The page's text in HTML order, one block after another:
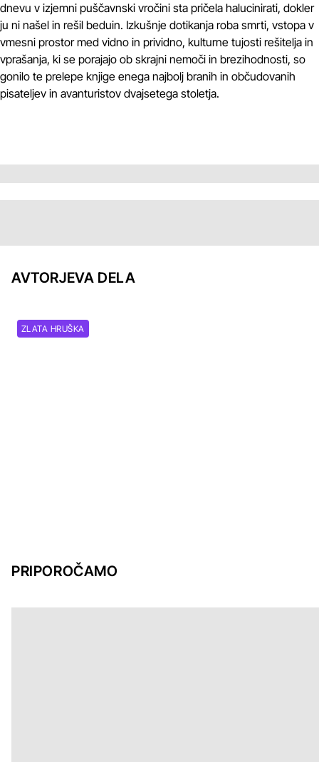
dnevu v izjemni puščavnski vročini sta pričela halucinirati, dokler
ju ni našel in rešil beduin. Izkušnje dotikanja roba smrti, vstopa v
vmesni prostor med vidno in prividno, kulturne tujosti rešitelja in
vprašanja, ki se porajajo ob skrajni nemoči in brezihodnosti, so
gonilo te prelepe knjige enega najbolj branih in občudovanih
pisateljev in avanturistov dvajsetega stoletja.
AVTORJEVA DELA
ZLATA HRUŠKA
PRIPOROČAMO